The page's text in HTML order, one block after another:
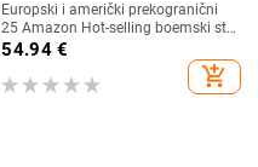
Europski i američki prekogranični
25 Amazon Hot-selling boemski stil
printani V-izrez dugih rukava široki
kombinezon sa stezanjem struka
54.94€
add_shopping_cart